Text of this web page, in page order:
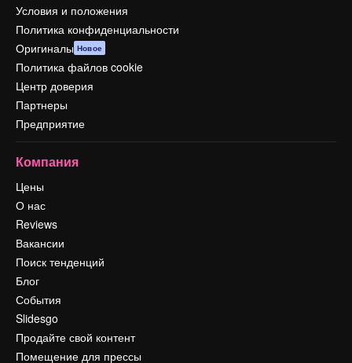
Условия и положения
Политика конфиденциальности
Оригиналы Новое
Политика файлов cookie
Центр доверия
Партнеры
Предприятие
Компания
Цены
О нас
Reviews
Вакансии
Поиск тенденций
Блог
События
Slidesgo
Продайте свой контент
Помещение для прессы